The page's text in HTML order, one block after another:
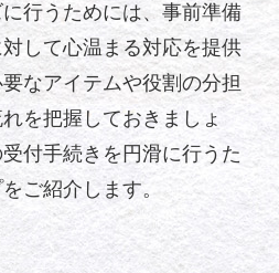
行うためには、事前準備
して心温まる対応を提供
なアイテムや役割の分担
を把握しておきましょ
付手続きを円滑に行うた
ご紹介します。